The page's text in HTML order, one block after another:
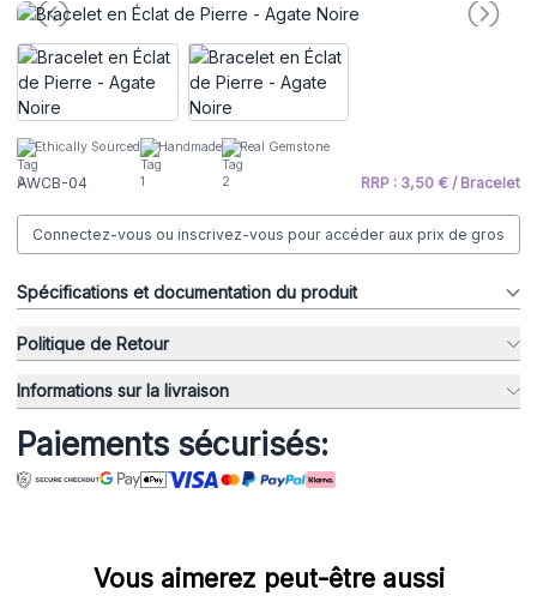
Ethically Sourced Handmade Real Gemstone
AWCB-04 RRP : 3,50 € / Bracelet
Connectez-vous ou inscrivez-vous pour accéder aux prix de gros
Spécifications et documentation du produit
Politique de Retour
Informations sur la livraison
Paiements sécurisés:
Vous aimerez peut-être aussi